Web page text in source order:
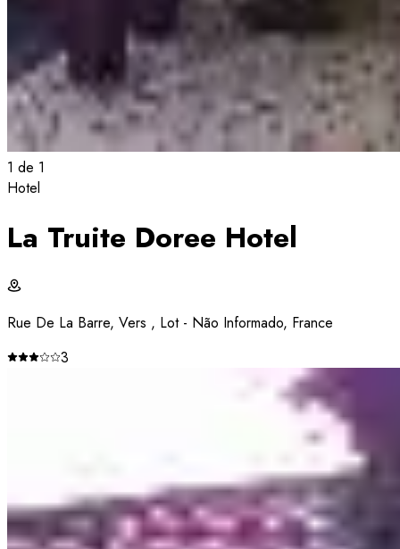
1 de 1
Hotel
La Truite Doree Hotel
Rue De La Barre, Vers , Lot - Não Informado, France
3